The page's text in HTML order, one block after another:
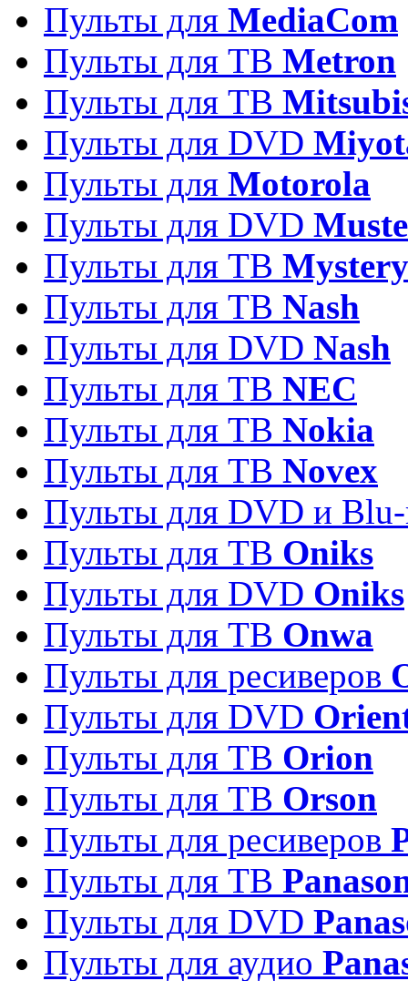
Пульты для MediaCom
Пульты для ТВ Metron
Пульты для TB
Пульты для DVD
Пульты для Motorola
Пульты для DVD
Пульты для ТВ Mystery
Пульты для ТВ Nash
Пульты для DVD Nash
Пульты для ТВ NEC
Пульты для ТВ Nokia
Пульты для ТВ Novex
Пульты для DVD и
Пульты для ТВ Oniks
Пульты для DVD Oniks
Пульты для ТВ Onwa
Пульты для ресиверов
Пульты для DVD
Пульты для ТВ Orion
Пульты для ТВ Orson
Пульты для ресиверов
Пульты для ТВ
Пульты для DVD
Пульты для аудио